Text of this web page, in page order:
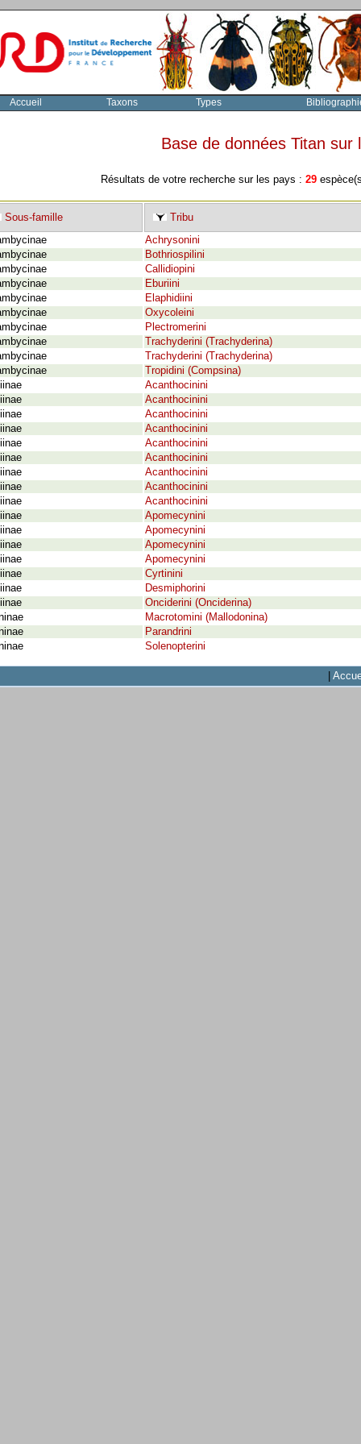
Accueil Taxons Types
Base de données Titan
Résultats de votre recherche sur les pays : 29
Sous-famille
Tribu
Achrysonini
Bothriospilini
Callidiopini
Eburiini
Elaphidiini
Oxycoleini
Plectromerini
Trachyderini (Trachyderina)
Trachyderini (Trachyderina)
Tropidini (Compsina)
Acanthocinini
Acanthocinini
Acanthocinini
Acanthocinini
Acanthocinini
Acanthocinini
Acanthocinini
Acanthocinini
Acanthocinini
Apomecynini
Apomecynini
Apomecynini
Apomecynini
Cyrtinini
Desmiphorini
Onciderini (Onciderina)
Macrotomini (Mallodonina)
Parandrini
Solenopterini